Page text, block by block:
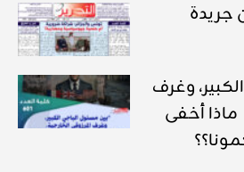
602 من جريدة
وغرف
ماذا أخفى